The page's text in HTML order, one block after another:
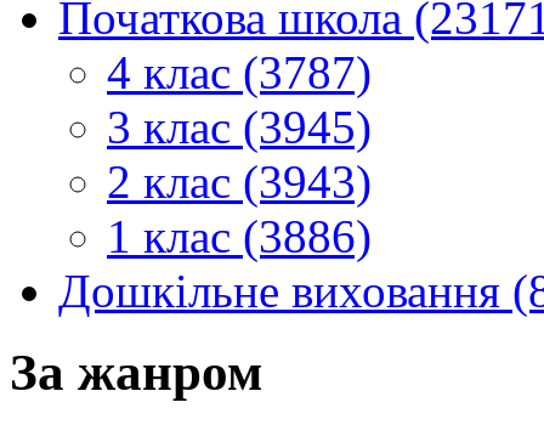
Початкова школа
4 клас (3787)
3 клас (3945)
2 клас (3943)
1 клас (3886)
Дошкільне виховання
За жанром